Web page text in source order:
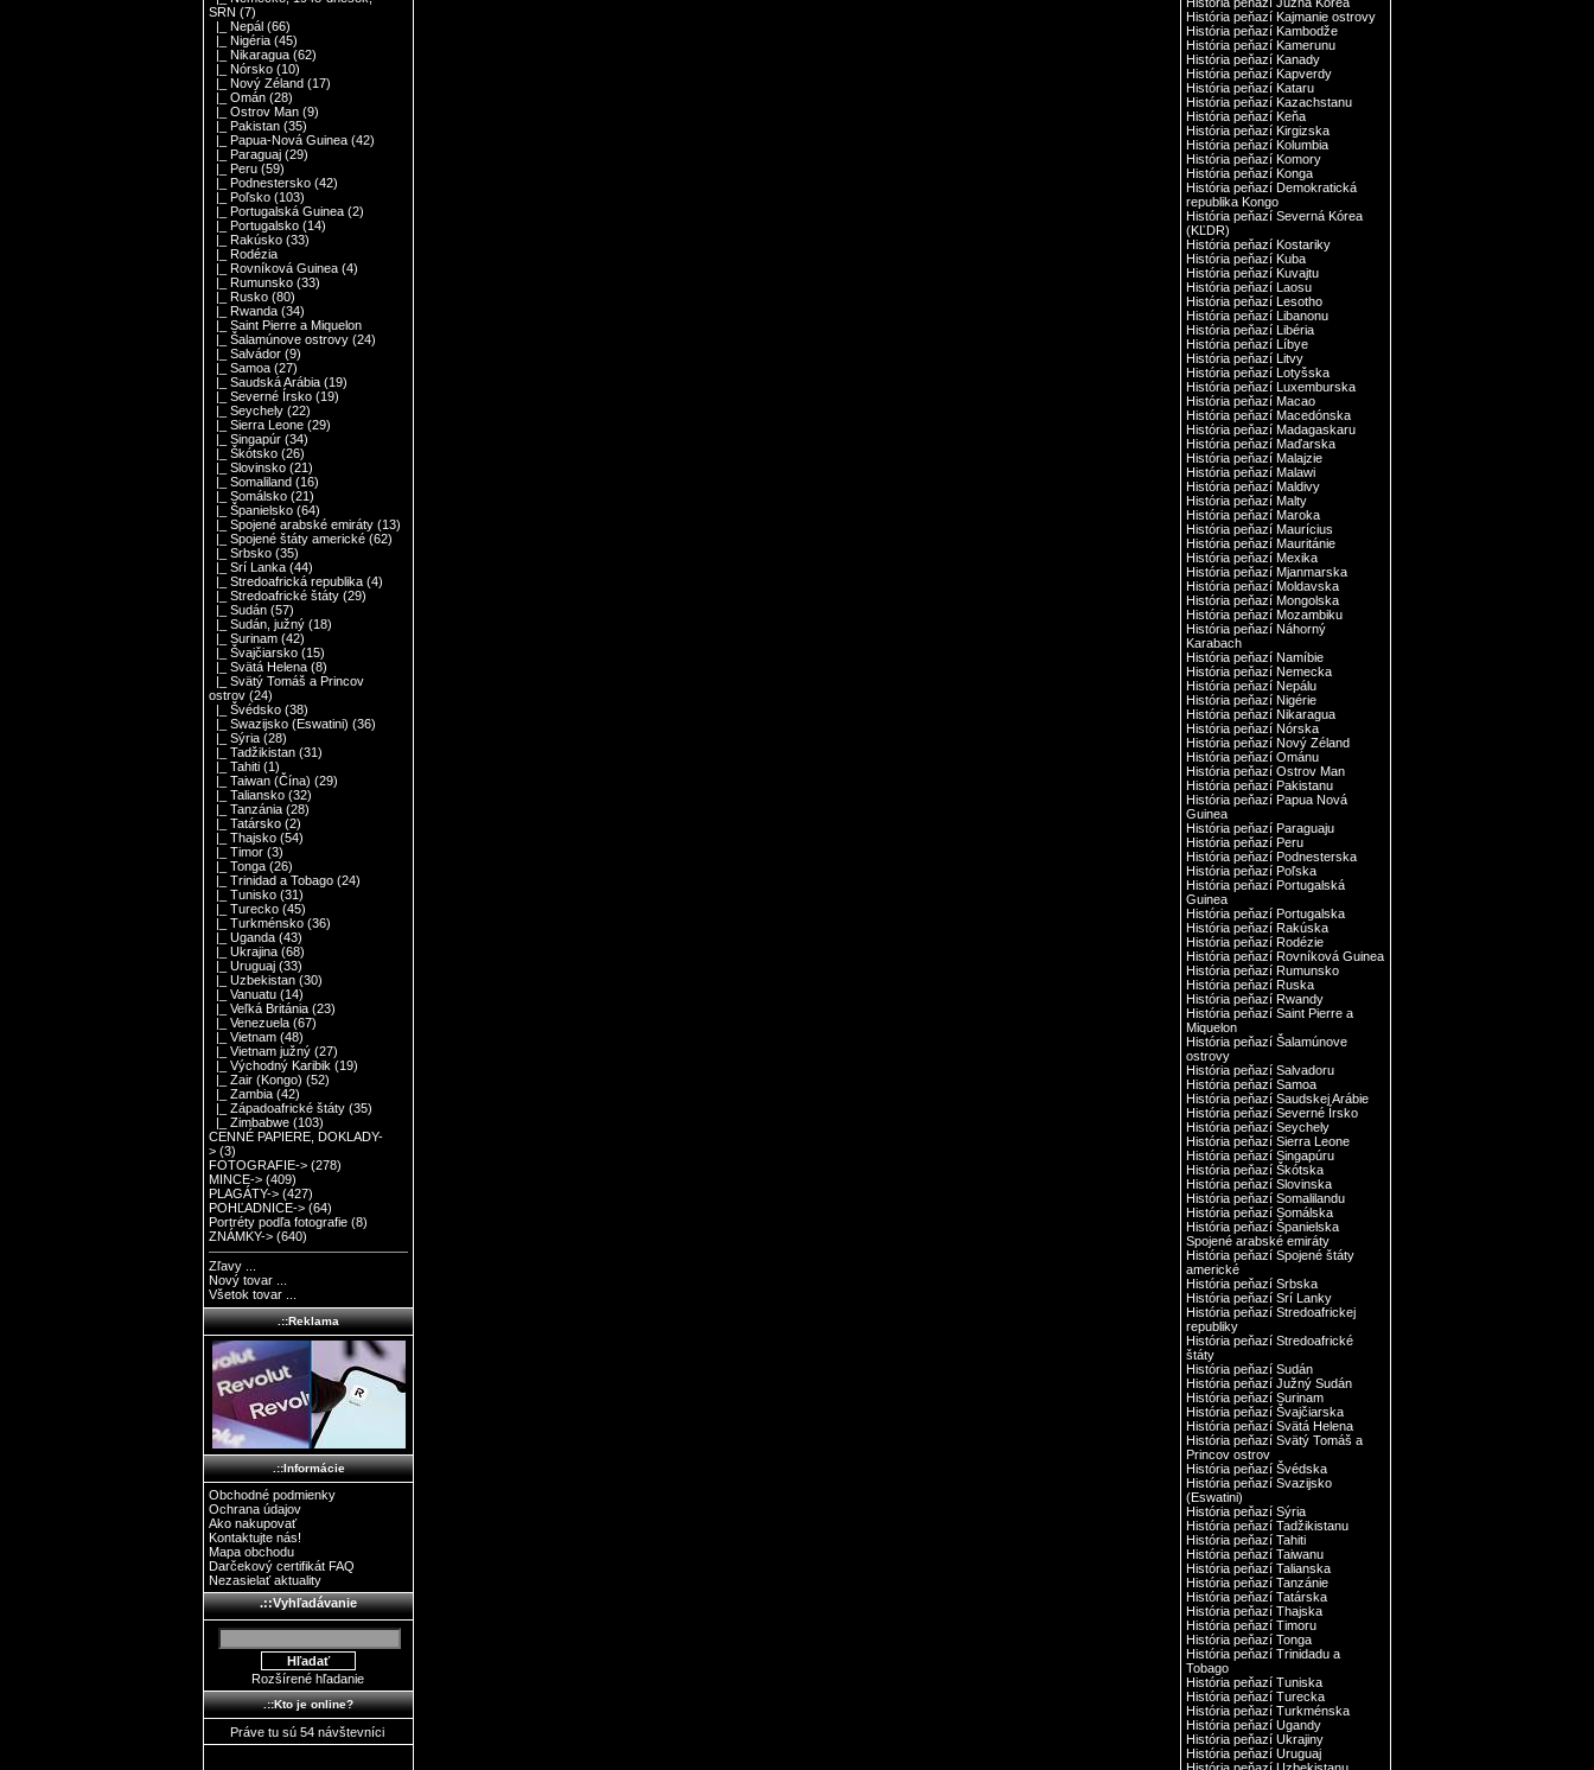
SRN (7)
|_ Nepál (66)
|_ Nigéria (45)
|_ Nikaragua (62)
|_ Nórsko (10)
|_ Nový Zéland (17)
|_ Omán (28)
|_ Ostrov Man (9)
|_ Pakistan (35)
|_ Papua-Nová Guinea (42)
|_ Paraguaj (29)
|_ Peru (59)
|_ Podnestersko (42)
|_ Poľsko (103)
|_ Portugalská Guinea (2)
|_ Portugalsko (14)
|_ Rakúsko (33)
|_ Rodézia
|_ Rovníková Guinea (4)
|_ Rumunsko (33)
|_ Rusko (80)
|_ Rwanda (34)
|_ Saint Pierre a Miquelon
|_ Šalamúnove ostrovy (24)
|_ Salvádor (9)
|_ Samoa (27)
|_ Saudská Arábia (19)
|_ Severné Írsko (19)
|_ Seychely (22)
|_ Sierra Leone (29)
|_ Singapúr (34)
|_ Škótsko (26)
|_ Slovinsko (21)
|_ Somaliland (16)
|_ Somálsko (21)
|_ Španielsko (64)
|_ Spojené arabské emiráty (13)
|_ Spojené štáty americké (62)
|_ Srbsko (35)
|_ Srí Lanka (44)
|_ Stredoafrická republika (4)
|_ Stredoafrické štáty (29)
|_ Sudán (57)
|_ Sudán, južný (18)
|_ Surinam (42)
|_ Švajčiarsko (15)
|_ Svätá Helena (8)
|_ Svätý Tomáš a Princov
ostrov (24)
|_ Švédsko (38)
|_ Swazijsko (Eswatini) (36)
|_ Sýria (28)
|_ Tadžikistan (31)
|_ Tahiti (1)
|_ Taiwan (Čína) (29)
|_ Taliansko (32)
|_ Tanzánia (28)
|_ Tatársko (2)
|_ Thajsko (54)
|_ Timor (3)
|_ Tonga (26)
|_ Trinidad a Tobago (24)
|_ Tunisko (31)
|_ Turecko (45)
|_ Turkménsko (36)
|_ Uganda (43)
|_ Ukrajina (68)
|_ Uruguaj (33)
|_ Uzbekistan (30)
|_ Vanuatu (14)
|_ Veľká Británia (23)
|_ Venezuela (67)
|_ Vietnam (48)
|_ Vietnam južný (27)
|_ Východný Karibik (19)
|_ Zair (Kongo) (52)
|_ Zambia (42)
|_ Západoafrické štáty (35)
|_ Zimbabwe (103)
CENNÉ PAPIERE, DOKLADY-
> (3)
FOTOGRAFIE-> (278)
MINCE-> (409)
PLAGÁTY-> (427)
POHĽADNICE-> (64)
Portréty podľa fotografie (8)
ZNÁMKY-> (640)
Zľavy ...
Nový tovar ...
Všetok tovar ...
.::Reklama
.::Informácie
Obchodné podmienky
Ochrana údajov
Ako nakupovať
Kontaktujte nás!
Mapa obchodu
Darčekový certifikát FAQ
Nezasielať aktuality
.::Vyhľadávanie
Rozšírené hľadanie
.::Kto je online?
Práve tu sú 54 návštevníci
História peňazí Kajmanie ostrovy
História peňazí Kambodže
História peňazí Kamerunu
História peňazí Kanady
História peňazí Kapverdy
História peňazí Kataru
História peňazí Kazachstanu
História peňazí Keňa
História peňazí Kirgizska
História peňazí Kolumbia
História peňazí Komory
História peňazí Konga
História peňazí Demokratická
republika Kongo
História peňazí Severná Kórea
(KĽDR)
História peňazí Kostariky
História peňazí Kuba
História peňazí Kuvajtu
História peňazí Laosu
História peňazí Lesotho
História peňazí Libanonu
História peňazí Libéria
História peňazí Líbye
História peňazí Litvy
História peňazí Lotyšska
História peňazí Luxemburska
História peňazí Macao
História peňazí Macedónska
História peňazí Madagaskaru
História peňazí Maďarska
História peňazí Malajzie
História peňazí Malawi
História peňazí Maldivy
História peňazí Malty
História peňazí Maroka
História peňazí Maurícius
História peňazí Mauritánie
História peňazí Mexika
História peňazí Mjanmarska
História peňazí Moldavska
História peňazí Mongolska
História peňazí Mozambiku
História peňazí Náhorný
Karabach
História peňazí Namíbie
História peňazí Nemecka
História peňazí Nepálu
História peňazí Nigérie
História peňazí Nikaragua
História peňazí Nórska
História peňazí Nový Zéland
História peňazí Ománu
História peňazí Ostrov Man
História peňazí Pakistanu
História peňazí Papua Nová
Guinea
História peňazí Paraguaju
História peňazí Peru
História peňazí Podnesterska
História peňazí Poľska
História peňazí Portugalská
Guinea
História peňazí Portugalska
História peňazí Rakúska
História peňazí Rodézie
História peňazí Rovníková Guinea
História peňazí Rumunsko
História peňazí Ruska
História peňazí Rwandy
História peňazí Saint Pierre a
Miquelon
História peňazí Šalamúnove
ostrovy
História peňazí Salvadoru
História peňazí Samoa
História peňazí Saudskej Arábie
História peňazí Severné Írsko
História peňazí Seychely
História peňazí Sierra Leone
História peňazí Singapúru
História peňazí Škótska
História peňazí Slovinska
História peňazí Somalilandu
História peňazí Somálska
História peňazí Španielska
Spojené arabské emiráty
História peňazí Spojené štáty
americké
História peňazí Srbska
História peňazí Srí Lanky
História peňazí Stredoafrickej
republiky
História peňazí Stredoafrické
štáty
História peňazí Sudán
História peňazí Južný Sudán
História peňazí Surinam
História peňazí Švajčiarska
História peňazí Svätá Helena
História peňazí Svätý Tomáš a
Princov ostrov
História peňazí Švédska
História peňazí Svazijsko
(Eswatini)
História peňazí Sýria
História peňazí Tadžikistanu
História peňazí Tahiti
História peňazí Taiwanu
História peňazí Talianska
História peňazí Tanzánie
História peňazí Tatárska
História peňazí Thajska
História peňazí Timoru
História peňazí Tonga
História peňazí Trinidadu a
Tobago
História peňazí Tuniska
História peňazí Turecka
História peňazí Turkménska
História peňazí Ugandy
História peňazí Ukrajiny
História peňazí Uruguaj